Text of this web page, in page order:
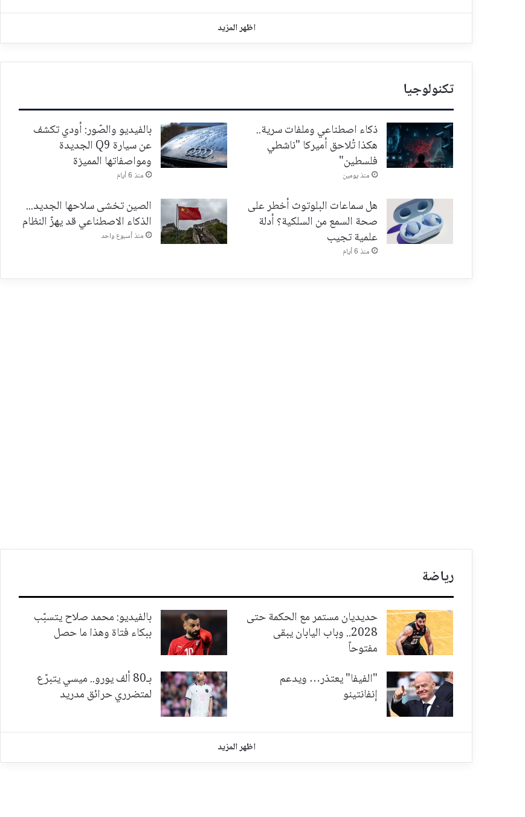
اظهر المزيد
تكنولوجيا
ذكاء اصطناعي وملفات سرية..
هكذا تُلاحق أميركا "ناشطي
فلسطين"
منذ يومين
بالفيديو والصّور: أودي تكشف
عن سيارة Q9 الجديدة
ومواصفاتها المميزة
منذ 6 أيام
هل سماعات البلوتوث أخطر على
صحة السمع من السلكية؟ أدلة
علمية تجيب
منذ 6 أيام
الصين تخشى سلاحها الجديد...
الذكاء الاصطناعي قد يهزّ النظام
منذ أسبوع واحد
رياضة
حديديان مستمر مع الحكمة حتى
2028.. وباب اليابان يبقى
مفتوحاً
بالفيديو: محمد صلاح يتسبّب
ببكاء فتاة وهذا ما حصل
"الفيفا" يعتذر… ويدعم
إنفانتينو
بـ80 ألف يورو.. ميسي يتبرّع
لمتضرري حرائق مدريد
اظهر المزيد